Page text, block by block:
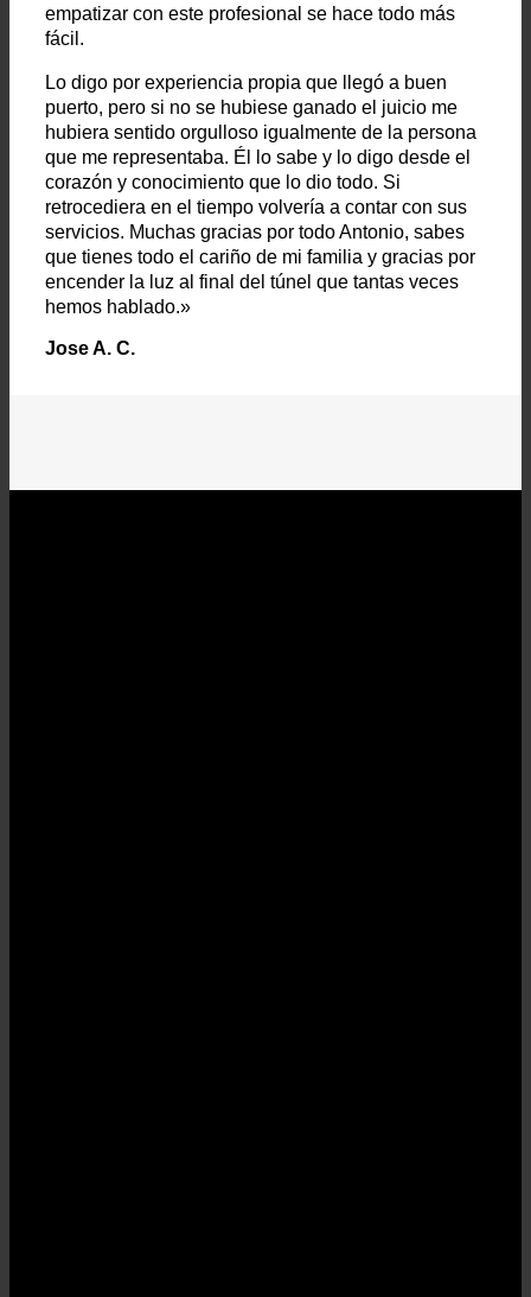
empatizar con este profesional se hace todo más
fácil.
Lo digo por experiencia propia que llegó a buen
puerto, pero si no se hubiese ganado el juicio me
hubiera sentido orgulloso igualmente de la persona
que me representaba. Él lo sabe y lo digo desde el
corazón y conocimiento que lo dio todo. Si
retrocediera en el tiempo volvería a contar con sus
servicios. Muchas gracias por todo Antonio, sabes
que tienes todo el cariño de mi familia y gracias por
encender la luz al final del túnel que tantas veces
hemos hablado.»
Jose A. C.